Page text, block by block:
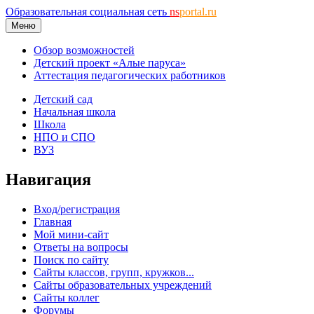
Образовательная социальная сеть nsportal.ru
Меню
Обзор возможностей
Детский проект «Алые паруса»
Аттестация педагогических работников
Детский сад
Начальная школа
Школа
НПО и СПО
ВУЗ
Навигация
Вход/регистрация
Главная
Мой мини-сайт
Ответы на вопросы
Поиск по сайту
Сайты классов, групп, кружков...
Сайты образовательных учреждений
Сайты коллег
Форумы